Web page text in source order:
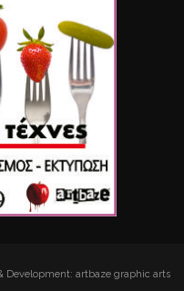
Development: artbaze graphic arts